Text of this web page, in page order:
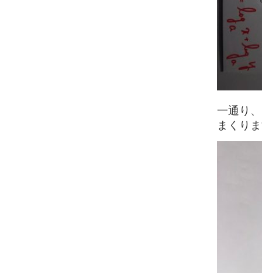
一通り
まくり